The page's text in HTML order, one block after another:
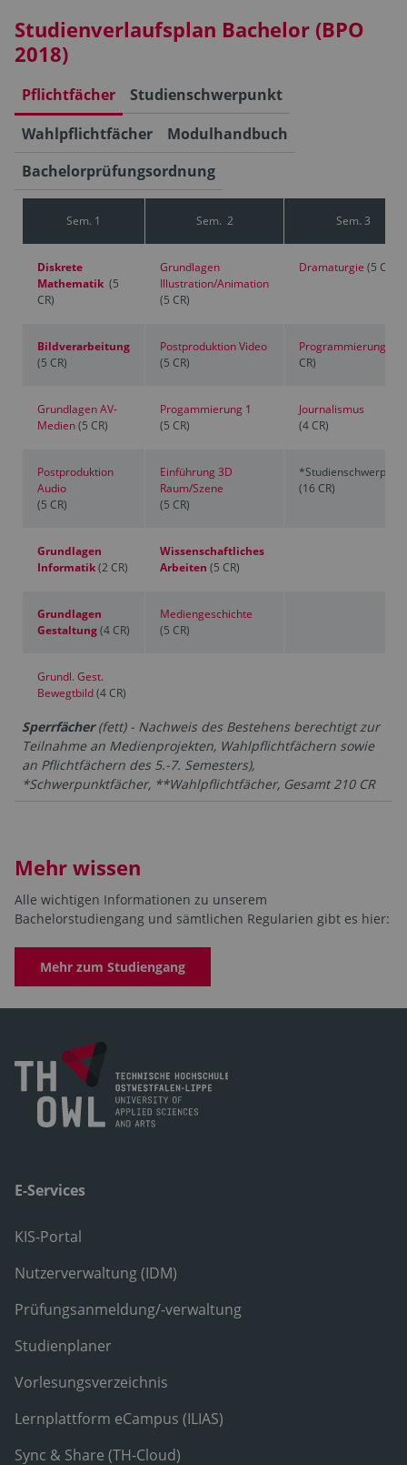
Studienverlaufsplan Bachelor (BPO
2018)
Pflichtfächer
Studienschwerpunkt
Wahlpflichtfächer
Modulhandbuch
Bachelorprüfungsordnung
Sem. 1 Sem. 2 Sem. 3
Diskrete
Mathematik (5
CR)
Grundlagen
Illustration/Animation
(5 CR)
Dramaturgie (5 CR)
Bildverarbeitung
(5 CR)
Postproduktion Video
(5 CR)
Programmierung 2
CR)
Grundlagen AV-
Medien(5 CR)
Progammierung 1
(5 CR)
Journalismus
(4 CR)
Postproduktion
Audio
(5 CR)
Einführung 3D
Raum/Szene
(5 CR)
*Studienschwerpunkt
(16 CR)
Grundlagen
Informatik(2 CR)
Wissenschaftliches
Arbeiten (5 CR)
Grundlagen
Gestaltung(4 CR)
Mediengeschichte
(5 CR)
Grundl. Gest.
Bewegtbild(4 CR)
Sperrfächer(fett) - Nachweis des Bestehens berechtigt zur
Teilnahme an Medienprojekten, Wahlpflichtfächern sowie
an Pflichtfächern des 5.-7. Semesters),
*Schwerpunktfächer, **Wahlpflichtfächer, Gesamt 210 CR
Mehr wissen
Alle wichtigen Informationen zu unserem
Bachelorstudiengang und sämtlichen Regularien gibt es hier:
Mehr zum Studiengang
E-Services
KIS-Portal
Nutzerverwaltung (IDM)
Prüfungsanmeldung/-verwaltung
Studienplaner
Vorlesungsverzeichnis
Lernplattform eCampus (ILIAS)
Sync & Share (TH-Cloud)